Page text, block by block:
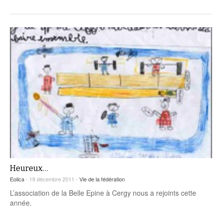
Heureux…
Eolica- 19 décembre 2011 - Vie de la fédération
L’association de la Belle Epine à Cergy nous a rejoints cette
année.